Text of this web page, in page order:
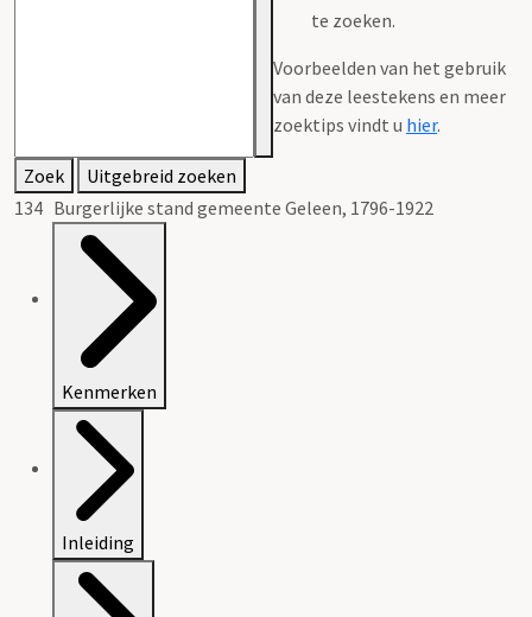
te zoeken.
Voorbeelden van het gebruik
van deze leestekens en meer
zoektips vindt u hier.
Zoek
Uitgebreid zoeken
134 Burgerlijke stand gemeente Geleen, 1796-1922
Kenmerken
Inleiding